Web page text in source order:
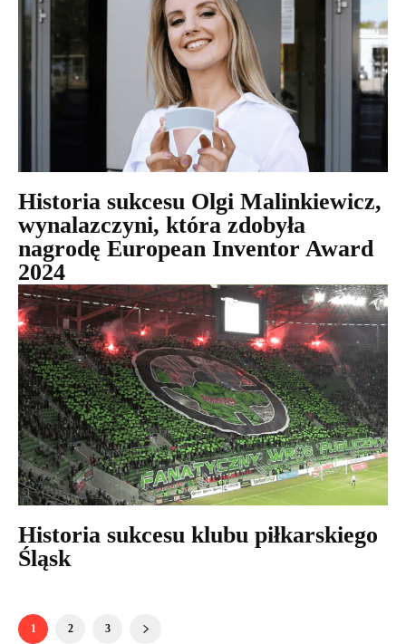
Historia sukcesu Olgi Malinkiewicz,
wynalazczyni, która zdobyła
nagrodę European Inventor Award
2024
Historia sukcesu klubu piłkarskiego
Śląsk
1 2 3